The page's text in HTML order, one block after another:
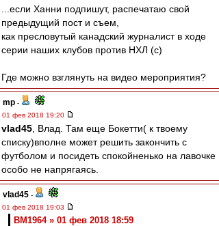
...если Ханни подпишут, распечатаю свой
предыдущий пост и съем,
как пресловутый канадский журналист в ходе
серии наших клубов против НХЛ (с)
Где можно взглянуть на видео мероприятия?
mp -
01 фев 2018 19:20
vlad45 , Влад. Там еще Бокетти( к твоему
списку)вполне может решить закончить с
футболом и посидеть спокойненько на лавочке
особо не напрягаясь.
vlad45 -
01 фев 2018 19:03
BM1964 » 01 фев 2018 18:59